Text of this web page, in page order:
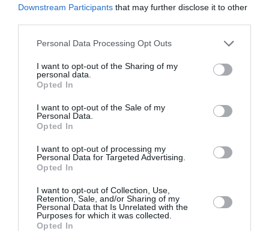
Downstream Participants that may further disclose it to other
Please note that this website/app uses one or more Google
not limited to your visit or usage behaviour. You may click to
grant or deny consent to Google and its third-party tags to
use your data for below specified purposes in below Google
consent section.
Personal Data Processing Opt Outs
I want to opt-out of the Sharing of my
personal data.
Opted In
I want to opt-out of the Sale of my
Personal Data.
Opted In
I want to opt-out of processing my
Personal Data for Targeted Advertising.
Opted In
I want to opt-out of Collection, Use,
Retention, Sale, and/or Sharing of my
Personal Data that Is Unrelated with the
Purposes for which it was collected.
Opted In
Κορινθία: Δύο συλλήψεις για φωτιά που
προκλήθηκε από βραχυκύκλωμα σε
φωτοβολταϊκό πάρκο
Σε τρεις συλλήψεις, σε Κορινθία και Λέσβο, για
ανακριτικές Αρχές του Πυροσβεστικού Σώματος. Οι
Αρχές κινητοποιήθηκαν άμεσα για την διε...